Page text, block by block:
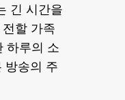
긴 시간을
할 가족
하루의 소
방송의 주